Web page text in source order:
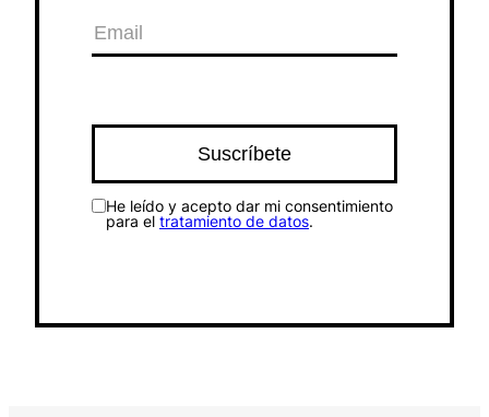
He leído y acepto dar mi consentimiento
para el tratamiento de datos.